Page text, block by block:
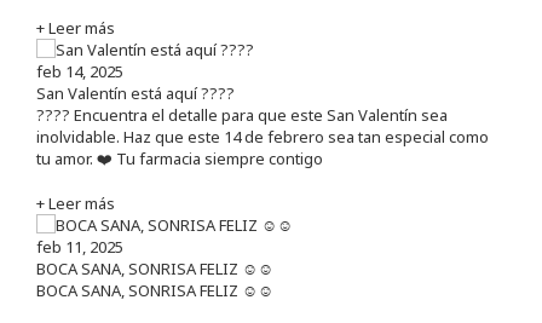
+ Leer más
feb 14, 2025
San Valentín está aquí ????
???? Encuentra el detalle para que este San Valentín sea
inolvidable. Haz que este 14 de febrero sea tan especial como
tu amor. ❤️ Tu farmacia siempre contigo
+ Leer más
feb 11, 2025
BOCA SANA, SONRISA FELIZ ☺️☺️
BOCA SANA, SONRISA FELIZ ☺️☺️